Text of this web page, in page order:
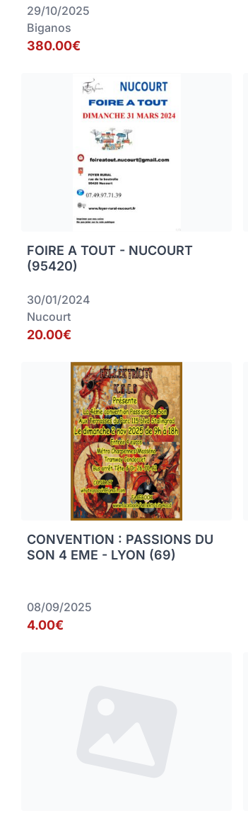
29/10/2025
Biganos
380.00€
FOIRE A TOUT - NUCOURT
(95420)
30/01/2024
Nucourt
20.00€
CONVENTION : PASSIONS DU
SON 4 EME - LYON (69)
08/09/2025
4.00€